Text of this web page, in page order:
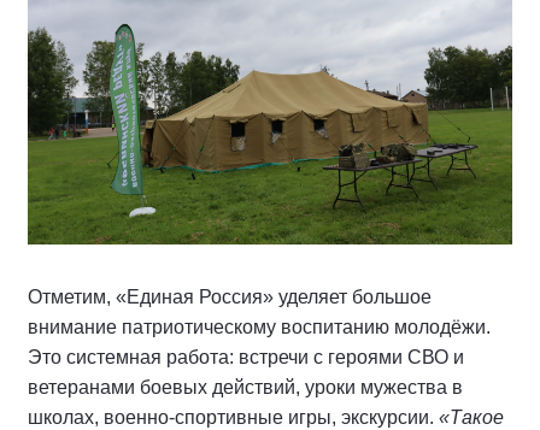
Отметим, «Единая Россия» уделяет большое
внимание патриотическому воспитанию молодёжи.
Это системная работа: встречи с героями СВО и
ветеранами боевых действий, уроки мужества в
школах, военно-спортивные игры, экскурсии. «Такое